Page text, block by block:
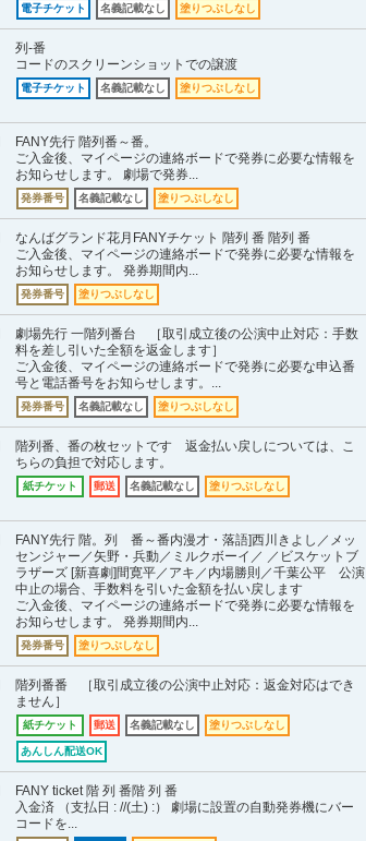
電子チケット 名義記載なし 塗りつぶしなし
列-番
コードのスクリーンショットでの譲渡
電子チケット 名義記載なし 塗りつぶしなし
FANY先行 階列番～番。
ご入金後、マイページの連絡ボードで発券に必要な情報を
お知らせします。 劇場で発券...
発券番号 名義記載なし 塗りつぶしなし
なんばグランド花月FANYチケット 階列 番 階列 番
ご入金後、マイページの連絡ボードで発券に必要な情報を
お知らせします。 発券期間内...
発券番号 塗りつぶしなし
劇場先行 一階列番台 ［取引成立後の公演中止対応：手数
料を差し引いた全額を返金します］
ご入金後、マイページの連絡ボードで発券に必要な申込番
号と電話番号をお知らせします。...
発券番号 名義記載なし 塗りつぶしなし
階列番、番の枚セットです 返金払い戻しについては、こ
ちらの負担で対応します。
紙チケット 郵送 名義記載なし 塗りつぶしなし
FANY先行 階。列 番～番内漫才・落語]西川きよし／メッ
センジャー／矢野・兵動／ミルクボーイ／ ／ビスケットブ
ラザーズ [新喜劇]間寛平／アキ／内場勝則／千葉公平 公演
中止の場合、手数料を引いた金額を払い戻します
ご入金後、マイページの連絡ボードで発券に必要な情報を
お知らせします。 発券期間内...
発券番号 塗りつぶしなし
階列番番 ［取引成立後の公演中止対応：返金対応はでき
ません］
紙チケット 郵送 名義記載なし 塗りつぶしなし
あんしん配送OK
FANY ticket 階 列 番階 列 番
入金済 （支払日 : //(土) :） 劇場に設置の自動発券機にバー
コードを...